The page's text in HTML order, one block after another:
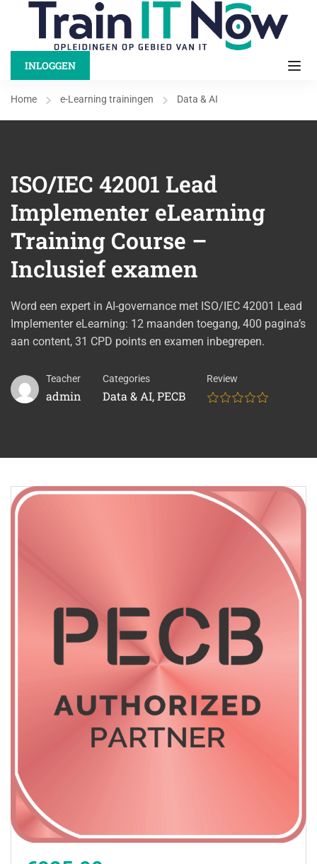
INLOGGEN
Home e-Learning trainingen Data & AI
ISO/IEC 42001 Lead
Implementer eLearning
Training Course –
Inclusief examen
Word een expert in AI-governance met ISO/IEC 42001 Lead
Implementer eLearning: 12 maanden toegang, 400 pagina’s
aan content, 31 CPD points en examen inbegrepen.
Teacher
admin
Categories
Data & AI,PECB
Review